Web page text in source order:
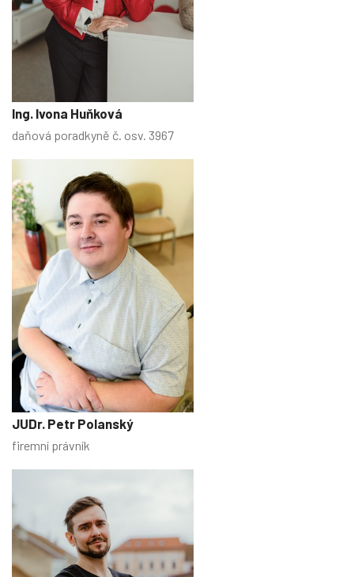
Ing. Ivona Huňková
daňová poradkyně č. osv. 3967
JUDr. Petr Polanský
firemní právník